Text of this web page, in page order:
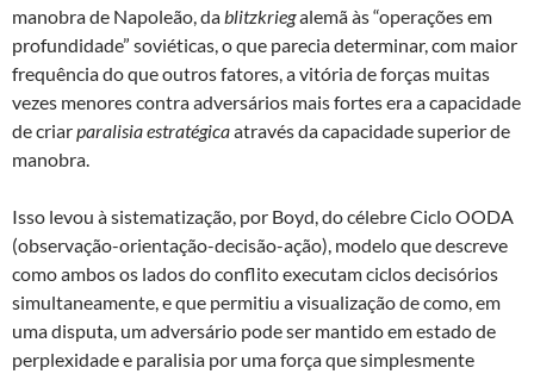
manobra de Napoleão, dablitzkriegalemã às “operações em
profundidade” soviéticas, o que parecia determinar, com maior
frequência do que outros fatores, a vitória de forças muitas
vezes menores contra adversários mais fortes era a capacidade
de criarparalisia estratégicaatravés da capacidade superior de
manobra.
Isso levou à sistematização, por Boyd, do célebre Ciclo OODA
(observação-orientação-decisão-ação), modelo que descreve
como ambos os lados do conflito executam ciclos decisórios
simultaneamente, e que permitiu a visualização de como, em
uma disputa, um adversário pode ser mantido em estado de
perplexidade e paralisia por uma força que simplesmente